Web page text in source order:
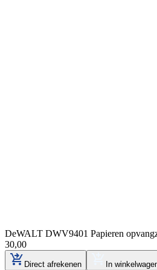
DeWALT DWV9401 Papieren
30,00
Direct afrekenen In